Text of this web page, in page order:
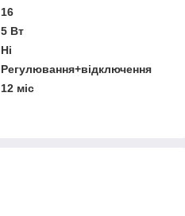
16
5 Вт
Ні
Регулювання+відключення
12 міс